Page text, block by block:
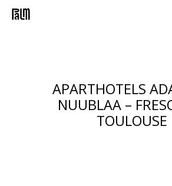
Skip
APARTHOTELS
NUUBLAA –
TOULOUSE